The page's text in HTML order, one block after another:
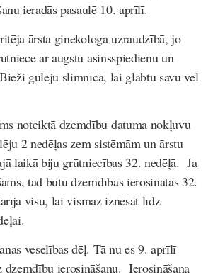
ieradās pasaulē 10. aprīlī.
ārsta ginekologa uzraudzībā, jo
ar augstu asinsspiedienu un
gulēju slimnīcā, lai glābtu savu vēl
noteiktā dzemdību datuma nokļuvu
2 nedēļas zem sistēmām un ārstu
laikā biju grūtniecības 32. nedēļā. Ja
tad būtu dzemdības ierosinātas 32.
visu, lai vismaz iznēsāt līdz
veselības dēļ. Tā nu es 9. aprīlī
ierosināšanu. Ierosināšana